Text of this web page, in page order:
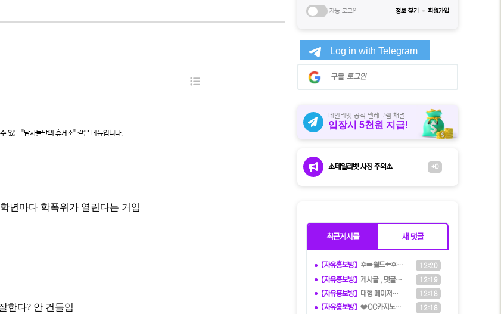
자동 로그인 정보 찾기 회원가입
셜
로
그
구글 로그인
데일리벳 공식 텔레그램 채널
입장시 5천원 지급!
⚠️데일리벳 사칭 주의⚠️ +0
최근게시물 새 댓글
【자유홍보방】 ✡️➡️월드⬅️✡️ 5+3ㅣ10+5ㅣ 12:20
【자유홍보방】 ️️게시글 , 댓글만 달아도 현금화가 12:19
【자유홍보방】 ️️대형 메이저계열사에서 TM직원 모 12:18
【자유홍보방】 ❤️CC️카지노+주실장❤️이벤트 및 12:18
있는 "남자들만의 휴게소" 같은 메뉴입니다.
년마다 학폭위가 열린다는 거임
한다? 안 건들임